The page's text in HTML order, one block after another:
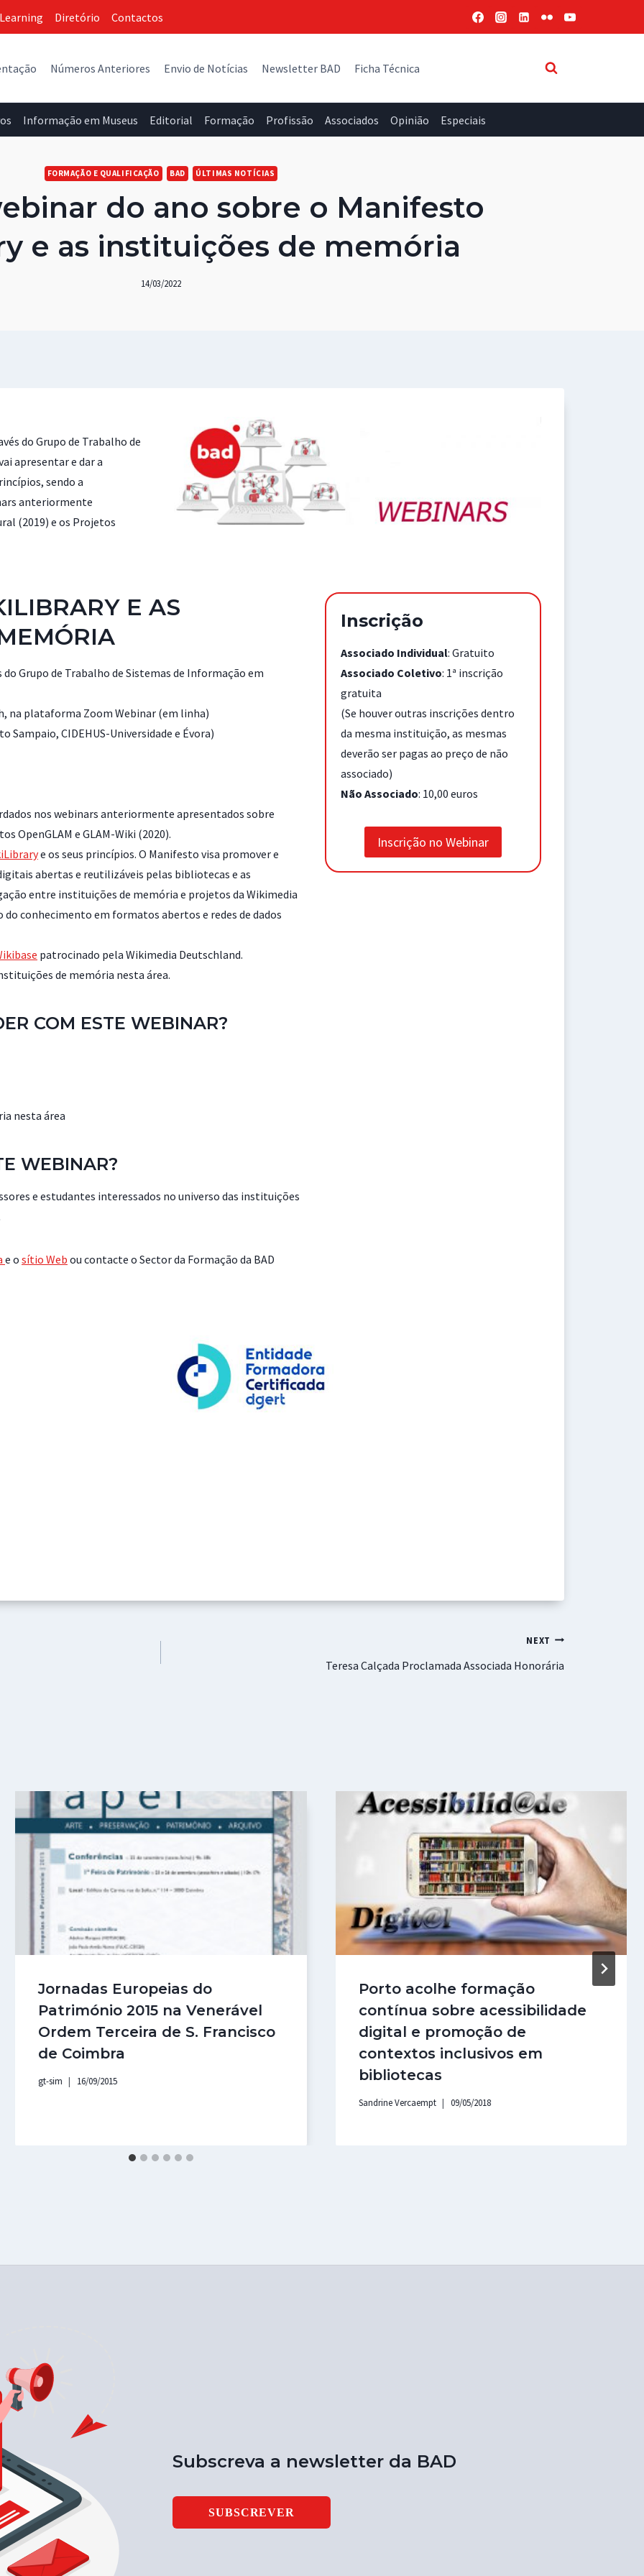
Diretório Contactos
Números Anteriores Envio de Notícias Newsletter BAD Ficha Técnica
Informação em Museus Editorial Formação Profissão Associados Opinião Especiais
FORMAÇÃO E QUALIFICAÇÃO BAD ÚLTIMAS NOTÍCIAS
do ano sobre o Manifesto
e as instituições de memória
14/03/2022
do Grupo de Trabalho de
apresentar e dar a
sendo a
anteriormente
(2019) e os Projetos
E AS
Grupo de Trabalho de Sistemas de Informação em
na plataforma Zoom Webinar (em linha)
Sampaio, CIDEHUS-Universidade e Évora)
nos webinars anteriormente apresentados sobre
OpenGLAM e GLAM-Wiki (2020).
e os seus princípios. O Manifesto visa promover e
abertas e reutilizáveis pelas bibliotecas e as
entre instituições de memória e projetos da Wikimedia
conhecimento em formatos abertos e redes de dados
patrocinado pela Wikimedia Deutschland.
de memória nesta área.
COM ESTE WEBINAR?
nesta área
WEBINAR?
e estudantes interessados no universo das instituições
e o sítio Web ou contacte o Sector da Formação da BAD
Inscrição
Associado Individual: Gratuito
Associado Coletivo: 1ª inscrição
gratuita
(Se houver outras inscrições dentro
da mesma instituição, as mesmas
deverão ser pagas ao preço de não
associado)
Não Associado: 10,00 euros
Inscrição no Webinar
NEXT
Teresa Calçada Proclamada Associada Honorária
Jornadas Europeias do
Património 2015 na Venerável
Ordem Terceira de S. Francisco
de Coimbra
gt-sim 16/09/2015
Porto acolhe formação
contínua sobre acessibilidade
digital e promoção de
contextos inclusivos em
bibliotecas
Sandrine Vercaempt 09/05/2018
Subscreva a newsletter da BAD
SUBSCREVER